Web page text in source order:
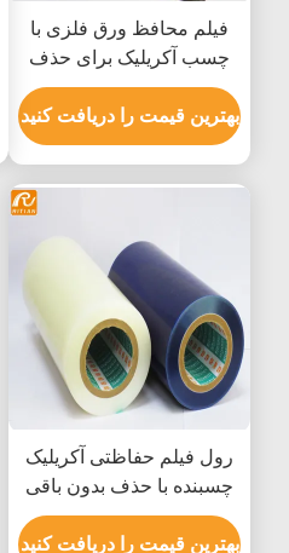
فیلم محافظ ورق فلزی با
چسب آکریلیک برای حذف
بدون باقی مانده و پوشش
عرض 1240 میلی متر
بهترین قیمت را دریافت کنید
رول فیلم حفاظتی آکریلیک
چسبنده با حذف بدون باقی
مانده و مقاومت در برابر
دمای -20 تا 80 درجه
بهترین قیمت را دریافت کنید